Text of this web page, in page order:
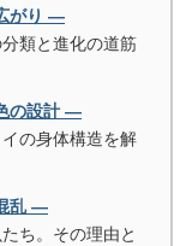
がり ―
類と進化の道筋
の設計 ―
の身体構造を解
乱 ―
ち。その理由と